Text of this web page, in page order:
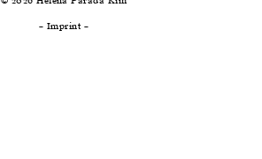
– Imprint–